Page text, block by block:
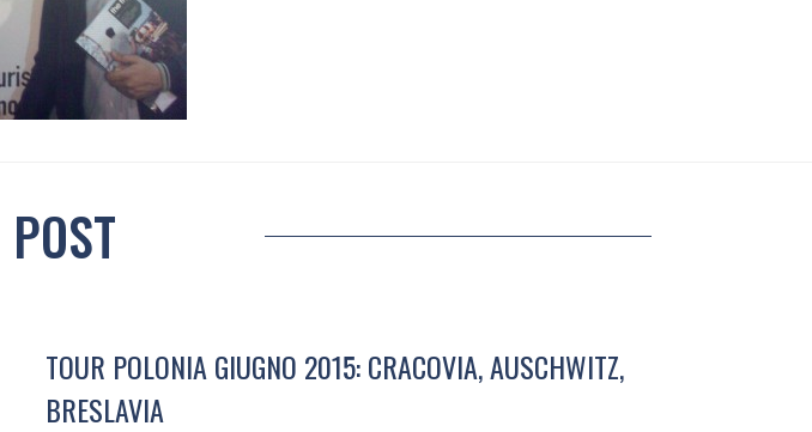
POST
TOUR POLONIA GIUGNO 2015: CRACOVIA, AUSCHWITZ,
BRESLAVIA